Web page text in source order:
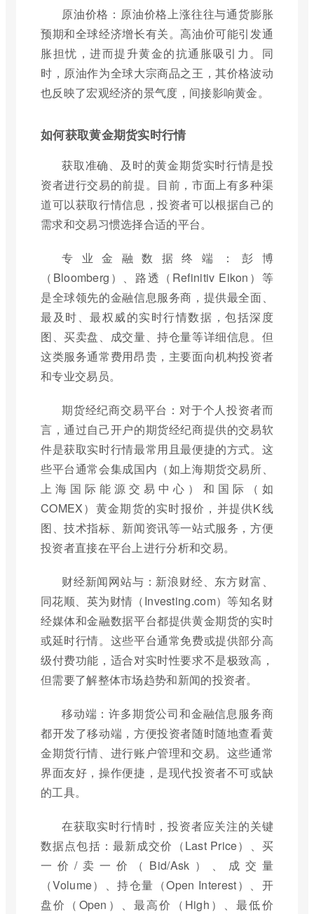
原油价格：原油价格上涨往往与通货膨胀
预期和全球经济增长有关。高油价可能引发通
胀担忧，进而提升黄金的抗通胀吸引力。同
时，原油作为全球大宗商品之王，其价格波动
也反映了宏观经济的景气度，间接影响黄金。
如何获取黄金期货实时行情
获取准确、及时的黄金期货实时行情是投
资者进行交易的前提。目前，市面上有多种渠
道可以获取行情信息，投资者可以根据自己的
需求和交易习惯选择合适的平台。
专业金融数据终端：彭博
（Bloomberg）、路透（Refinitiv Eikon）等
是全球领先的金融信息服务商，提供最全面、
最及时、最权威的实时行情数据，包括深度
图、买卖盘、成交量、持仓量等详细信息。但
这类服务通常费用昂贵，主要面向机构投资者
和专业交易员。
期货经纪商交易平台：对于个人投资者而
言，通过自己开户的期货经纪商提供的交易软
件是获取实时行情最常用且最便捷的方式。这
些平台通常会集成国内（如上海期货交易所、
上海国际能源交易中心）和国际（如
COMEX）黄金期货的实时报价，并提供K线
图、技术指标、新闻资讯等一站式服务，方便
投资者直接在平台上进行分析和交易。
财经新闻网站与：新浪财经、东方财富、
同花顺、英为财情（Investing.com）等知名财
经媒体和金融数据平台都提供黄金期货的实时
或延时行情。这些平台通常免费或提供部分高
级付费功能，适合对实时性要求不是极致高，
但需要了解整体市场趋势和新闻的投资者。
移动端：许多期货公司和金融信息服务商
都开发了移动端，方便投资者随时随地查看黄
金期货行情、进行账户管理和交易。这些通常
界面友好，操作便捷，是现代投资者不可或缺
的工具。
在获取实时行情时，投资者应关注的关键
数据点包括：最新成交价（Last Price）、买
一价/卖一价（Bid/Ask）、成交量
（Volume）、持仓量（Open Interest）、开
盘价（Open）、最高价（High）、最低价